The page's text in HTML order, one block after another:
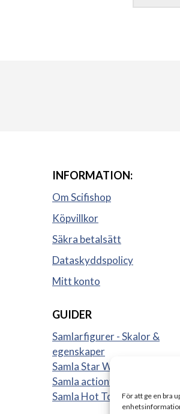
För att ge en bra
INFORMATION:
Om Scifishop
Köpvillkor
Säkra betalsätt
Dataskyddspolicy
Mitt konto
GUIDER
Samlarfigurer - Skalor &
egenskaper
Samla Star Wars figurer
Samla actionfigurer
Samla Hot Toys